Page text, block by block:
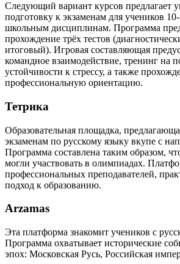
Следующий вариант курсов предлагает
подготовку к экзаменам для учеников
школьным дисциплинам. Программа
прохождение трёх тестов
итоговый). Игровая составляющая
командное взаимодействие, тренинг на
устойчивости к стрессу, а также
профессиональную ориентацию.
Тетрика
Образовательная площадка,
экзаменам по русскому языку вкупе с
Программа составлена таким образом,
могли участвовать в олимпиадах.
профессиональных преподавателей,
подход к образованию.
Arzamas
Эта платформа знакомит учеников с
Программа охватывает исторические
эпох: Московская Русь, Российская